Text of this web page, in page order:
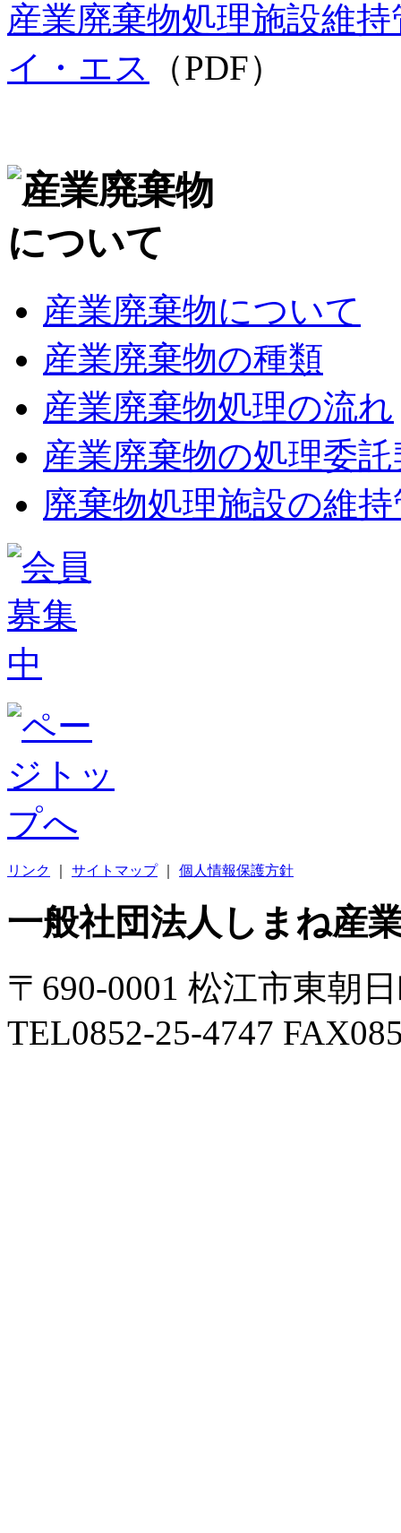
産業廃棄物処理施設維
イ・エス
（PDF）
産業廃棄物について
産業廃棄物の種類
産業廃棄物処理の流れ
産業廃棄物の処理委
廃棄物処理施設の維
リンク サイトマップ｜ 個人情報保護方針
一般社団法人しまね産
〒690-0001 松江市東朝
TEL0852-25-4747